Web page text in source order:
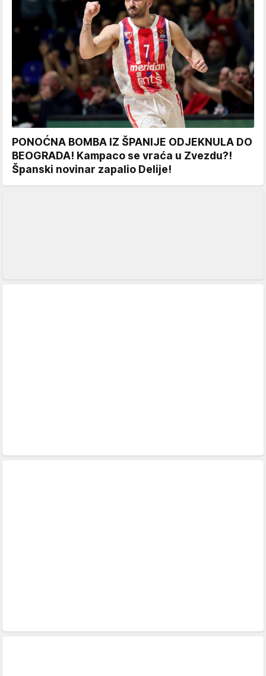
PONOĆNA BOMBA IZ ŠPANIJE ODJEKNULA DO
BEOGRADA! Kampaco se vraća u Zvezdu?!
Španski novinar zapalio Delije!